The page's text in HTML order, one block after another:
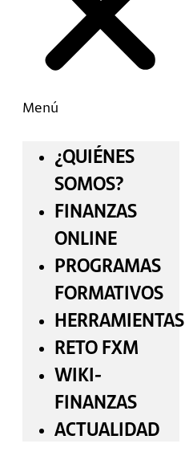
Menú
¿QUIÉNES
SOMOS?
FINANZAS
ONLINE
PROGRAMAS
FORMATIVOS
HERRAMIENTAS
RETO FXM
WIKI-
FINANZAS
ACTUALIDAD